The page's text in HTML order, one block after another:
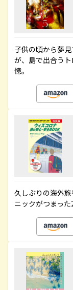
子供の頃から夢
が、島で出合う
憶。
久しぶりの海外
ニックがつまっ